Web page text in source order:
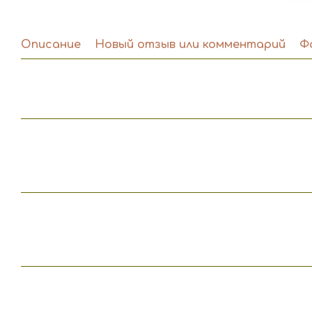
Описание Новый отзыв или комментарий